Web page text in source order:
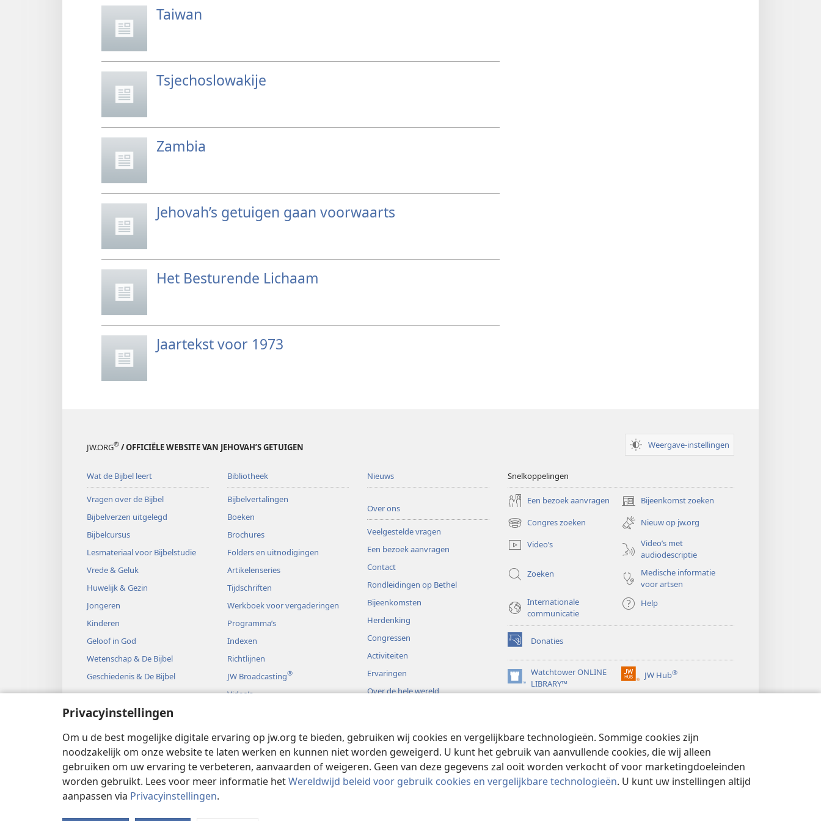
Privacyinstellingen
Om u de best mogelijke digitale ervaring op jw.org te bieden, gebruiken wij cookies en vergelijkbare technologieën. Sommige cookies zijn
noodzakelijk om onze website te laten werken en kunnen niet worden geweigerd. U kunt het gebruik van aanvullende cookies, die wij alleen
gebruiken om uw ervaring te verbeteren, aanvaarden of weigeren. Geen van deze gegevens zal ooit worden verkocht of voor marketingdoeleinden
worden gebruikt. Lees voor meer informatie hetWereldwijd beleid voor gebruik cookies en vergelijkbare technologieën. U kunt uw instellingen altijd
aanpassen via Privacyinstellingen.
Taiwan
Tsjechoslowakije
Zambia
Jehovah’s getuigen gaan voorwaarts
Het Besturende Lichaam
Jaartekst voor 1973
JW.ORG® / OFFICIËLE WEBSITE VAN JEHOVAH’S GETUIGEN Weergave-instellingen
Wat de Bijbel leert
Vragen over de Bijbel
Bijbelverzen uitgelegd
Bijbelcursus
Lesmateriaal voor Bijbelstudie
Vrede & Geluk
Huwelijk & Gezin
Jongeren
Kinderen
Geloof in God
Wetenschap & De Bijbel
Geschiedenis & De Bijbel
Bibliotheek
Bijbelvertalingen
Boeken
Brochures
Folders en uitnodigingen
Artikelenseries
Tijdschriften
Werkboek voor vergaderingen
Programma’s
Indexen
Richtlijnen
JW Broadcasting®
Video’s
Bijbelse hoorspelen
Nieuws
Over ons
Veelgestelde vragen
Een bezoek aanvragen
Contact
Rondleidingen op Bethel
Bijeenkomsten
Herdenking
Congressen
Activiteiten
Ervaringen
Over de hele wereld
Snelkoppelingen
Een bezoek aanvragen Bijeenkomst zoeken
(opent
nieuw
venster)
Congres zoeken
(opent
nieuw
venster)
Nieuw op jw.org
Video’s
Video’s met
audiodescriptie
Zoeken
Medische informatie
voor artsen
Internationale
communicatie
Help
Donaties
(opent
nieuw
venster)Watchtower ONLINE
LIBRARY™
(opent
nieuw
JW Hub®
(opent
nieuw
Copyright© 2026 Watch Tower Bible and Tract Society of Pennsylvania.